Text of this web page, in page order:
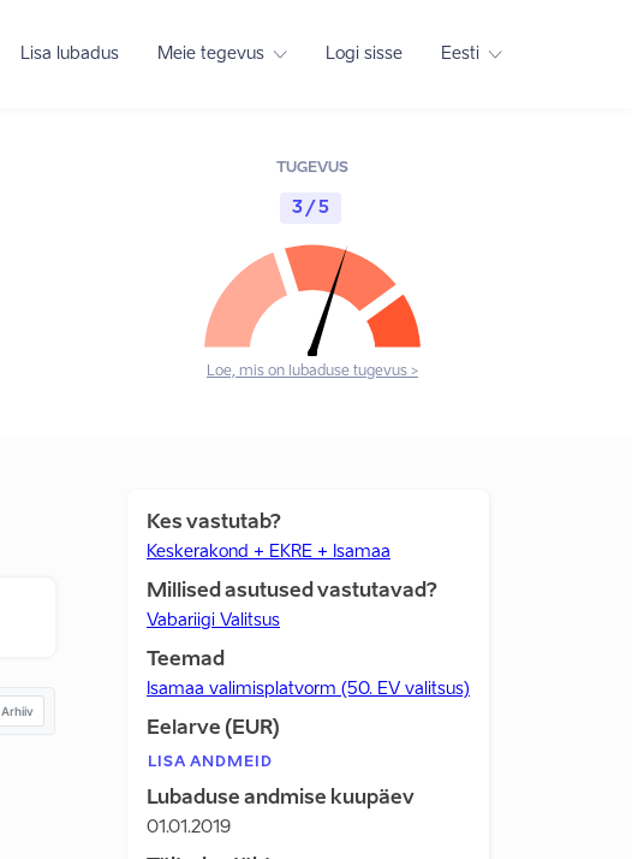
Lisa lubadus Meie tegevus Logi sisse Eesti
TUGEVUS
3 / 5
Loe, mis on lubaduse tugevus >
Arhiiv
Kes vastutab?
Keskerakond + EKRE + Isamaa
Millised asutused vastutavad?
Vabariigi Valitsus
Teemad
Isamaa valimisplatvorm (50. EV valitsus)
Eelarve (EUR)
LISA ANDMEID
Lubaduse andmise kuupäev
01.01.2019